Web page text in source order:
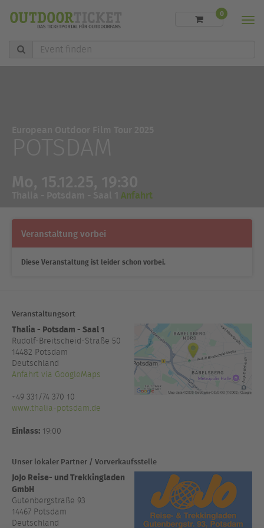
Event
finden
0
Anfahrt
Veranstaltung vorbei
Diese Veranstaltung ist leider schon vorbei.
Veranstaltungsort
Thalia - Potsdam - Saal 1
Rudolf-Breitscheid-Straße 50
14482 Potsdam
Deutschland
Anfahrt via GoogleMaps
+49 331/74 370 10
www.thalia-potsdam.de
Einlass: 19:00
Unser lokaler Partner / Vorverkaufsstelle
JoJo Reise- und Trekkingladen
GmbH
Gutenbergstraße 93
14467 Potsdam
Deutschland